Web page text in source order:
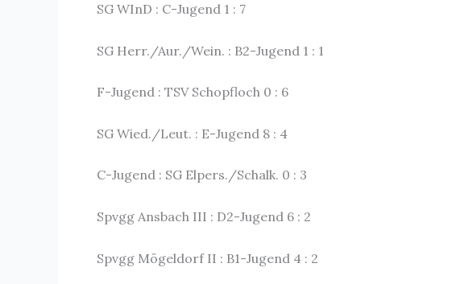
SG WInD : C-Jugend 1 : 7
SG Herr./Aur./Wein. : B2-Jugend 1 : 1
F-Jugend : TSV Schopfloch 0 : 6
SG Wied./Leut. : E-Jugend 8 : 4
C-Jugend : SG Elpers./Schalk. 0 : 3
Spvgg Ansbach III : D2-Jugend 6 : 2
Spvgg Mögeldorf II : B1-Jugend 4 : 2